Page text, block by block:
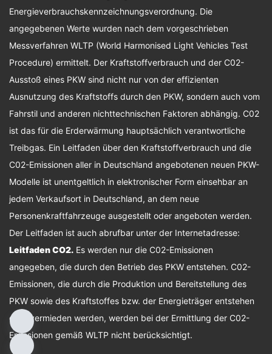
Energieverbrauchskennzeichnungsverordnung. Die
angegebenen Werte wurden nach dem vorgeschrieben
Messverfahren WLTP (World Harmonised Light Vehicles Test
Procedure) ermittelt. Der Kraftstoffverbrauch und der C02-
Ausstoß eines PKW sind nicht nur von der effizienten
Ausnutzung des Kraftstoffs durch den PKW, sondern auch vom
Fahrstil und anderen nichttechnischen Faktoren abhängig. C02
ist das für die Erderwärmung hauptsächlich verantwortliche
Treibgas. Ein Leitfaden über den Kraftstoffverbrauch und die
C02-Emissionen aller in Deutschland angebotenen neuen PKW-
Modelle ist unentgeltlich in elektronischer Form einsehbar an
jedem Verkaufsort in Deutschland, an dem neue
Personenkraftfahrzeuge ausgestellt oder angeboten werden.
Der Leitfaden ist auch abrufbar unter der Internetadresse:
Leitfaden CO2. Es werden nur die C02-Emissionen
angegeben, die durch den Betrieb des PKW entstehen. C02-
Emissionen, die durch die Produktion und Bereitstellung des
PKW sowie des Kraftstoffes bzw. der Energieträger entstehen
oder vermieden werden, werden bei der Ermittlung der C02-
Emissionen gemäß WLTP nicht berücksichtigt.